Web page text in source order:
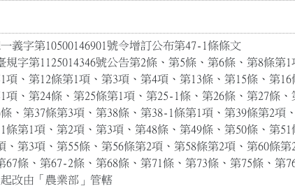
義字第10500146901號令增訂公布第47-1條條文
規字第1125014346號公告第2條、第5條、第6條、第8條第
、第12條第1項、第3項、第4項、第13條、第15條、第
、第24條、第25條第1項、第25-1條、第26條、第27條、
、第37條第3項、第38條、第38-1條第1項、第39條第2項
條第1項、第2項、第3項、第48條、第49條、第50條、第
、第3項、第55條、第56條第2項、第58條第2項、第60條
67條、第67-2條、第68條、第71條、第73條、第75條、第
改由「農業部」管轄